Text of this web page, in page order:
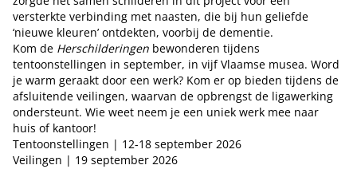
versterkte verbinding met naasten, die bij hun geliefde
‘nieuwe kleuren’ ontdekten, voorbij de dementie.
Kom de Herschilderingen bewonderen tijdens
tentoonstellingen in september, in vijf Vlaamse musea. Word
je warm geraakt door een werk? Kom er op bieden tijdens de
afsluitende veilingen, waarvan de opbrengst de ligawerking
ondersteunt. Wie weet neem je een uniek werk mee naar
huis of kantoor!
Tentoonstellingen | 12-18 september 2026
Veilingen | 19 september 2026